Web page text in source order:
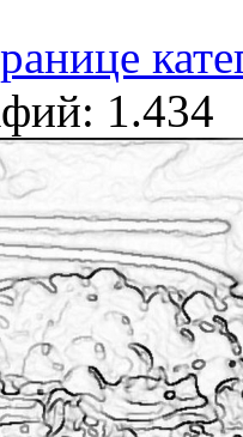
1.434